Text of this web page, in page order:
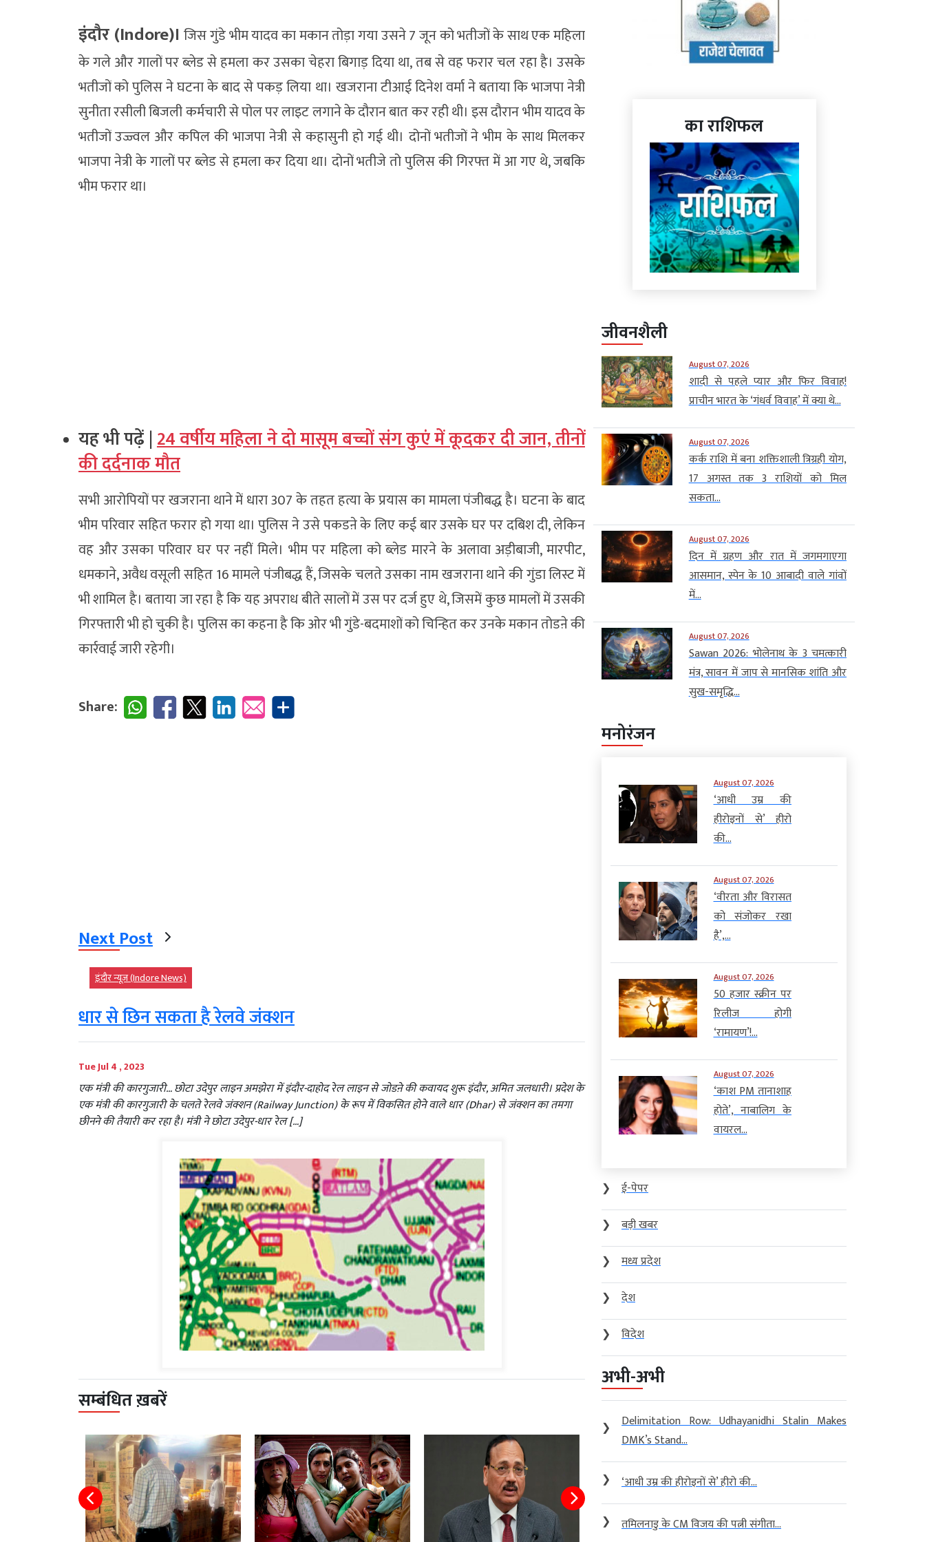
इंदौर (Indore)। जिस गुंडे भीम यादव का मकान तोड़ा गया उसने 7 जून को भतीजों के साथ एक महिला
के गले और गालों पर ब्लेड से हमला कर उसका चेहरा बिगाड़ दिया था, तब से वह फरार चल रहा है। उसके
भतीजों को पुलिस ने घटना के बाद से पकड़ लिया था। खजराना टीआई दिनेश वर्मा ने बताया कि भाजपा नेत्री
सुनीता रसीली बिजली कर्मचारी से पोल पर लाइट लगाने के दौरान बात कर रही थी। इस दौरान भीम यादव के
भतीजों उज्ज्वल और कपिल की भाजपा नेत्री से कहासुनी हो गई थी। दोनों भतीजों ने भीम के साथ मिलकर
भाजपा नेत्री के गालों पर ब्लेड से हमला कर दिया था। दोनों भतीजे तो पुलिस की गिरफ्त में आ गए थे, जबकि
भीम फरार था।
यह भी पढ़ें |24 वर्षीय महिला ने दो मासूम बच्चों संग कुएं में कूदकर दी जान, तीनों
की दर्दनाक मौत
सभी आरोपियों पर खजराना थाने में धारा 307 के तहत हत्या के प्रयास का मामला पंजीबद्ध है। घटना के बाद
भीम परिवार सहित फरार हो गया था। पुलिस ने उसे पकडऩे के लिए कई बार उसके घर पर दबिश दी, लेकिन
वह और उसका परिवार घर पर नहीं मिले। भीम पर महिला को ब्लेड मारने के अलावा अड़ीबाजी, मारपीट,
धमकाने, अवैध वसूली सहित 16 मामले पंजीबद्ध हैं, जिसके चलते उसका नाम खजराना थाने की गुंडा लिस्ट में
भी शामिल है। बताया जा रहा है कि यह अपराध बीते सालों में उस पर दर्ज हुए थे, जिसमें कुछ मामलों में उसकी
गिरफ्तारी भी हो चुकी है। पुलिस का कहना है कि ओर भी गुंडे-बदमाशों को चिन्हित कर उनके मकान तोडऩे की
कार्रवाई जारी रहेगी।
Share:
Next Post
इंदौर न्यूज़ (Indore News)
धार से छिन सकता है रेलवे जंक्शन
Tue Jul 4 , 2023
एक मंत्री की कारगुजारी… छोटा उदेपुर लाइन अमझेरा में इंदौर-दाहोद रेल लाइन से जोडऩे की कवायद शुरू इंदौर, अमित जलधारी। प्रदेश के
एक मंत्री की कारगुजारी के चलते रेलवे जंक्शन (Railway Junction) के रूप में विकसित होने वाले धार (Dhar) से जंक्शन का तमगा
छीनने की तैयारी कर रहा है। मंत्री ने छोटा उदेपुर-धार रेल […]
सम्बंधित ख़बरें
का राशिफल
जीवनशैली
August 07, 2026
शादी से पहले प्यार और फिर विवाह!
प्राचीन भारत के ‘गंधर्व विवाह’ में क्या थे...
August 07, 2026
कर्क राशि में बना शक्तिशाली त्रिग्रही योग,
17 अगस्त तक 3 राशियों को मिल
सकता...
August 07, 2026
दिन में ग्रहण और रात में जगमगाएगा
आसमान, स्पेन के 10 आबादी वाले गांवों
में...
August 07, 2026
Sawan 2026: भोलेनाथ के 3 चमत्कारी
मंत्र, सावन में जाप से मानसिक शांति और
सुख-समृद्धि...
मनोरंजन
August 07, 2026
‘आधी उम्र की
हीरोइनों से’ हीरो
की...
August 07, 2026
‘वीरता और विरासत
को संजोकर रखा
है’,...
August 07, 2026
50 हजार स्क्रीन पर
रिलीज होगी
‘रामायण’!...
August 07, 2026
‘काश PM तानाशाह
होते’, नाबालिग के
वायरल...
❯
ई-पेपर
❯
बड़ी खबर
❯
मध्य प्रदेश
❯
देश
❯
विदेश
अभी-अभी
❯
Delimitation Row: Udhayanidhi Stalin Makes
DMK’s Stand...
❯ ‘आधी उम्र की हीरोइनों से’ हीरो की...
❯ तमिलनाडु के CM विजय की पत्नी संगीता...